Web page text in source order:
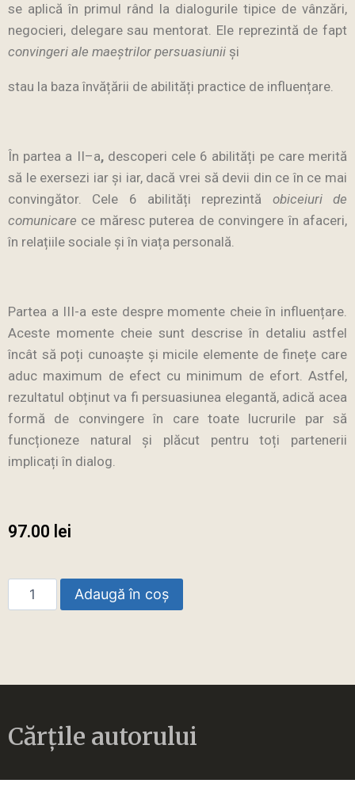
se aplică în primul rând la dialogurile tipice de vânzări,
negocieri, delegare sau mentorat. Ele reprezintă de fapt
convingeri ale maeștrilor persuasiunii și
stau la baza învățării de abilități practice de influențare.
În partea a II–a, descoperi cele 6 abilități pe care merită
să le exersezi iar și iar, dacă vrei să devii din ce în ce mai
convingător. Cele 6 abilități reprezintă obiceiuri de
comunicare ce măresc puterea de convingere în afaceri,
în relațiile sociale și în viața personală.
Partea a III-a este despre momente cheie în influențare.
Aceste momente cheie sunt descrise în detaliu astfel
încât să poți cunoaște și micile elemente de finețe care
aduc maximum de efect cu minimum de efort. Astfel,
rezultatul obținut va fi persuasiunea elegantă, adică acea
formă de convingere în care toate lucrurile par să
funcționeze natural și plăcut pentru toți partenerii
implicați în dialog.
97.00 lei
Adaugă în coș
Cărțile autorului